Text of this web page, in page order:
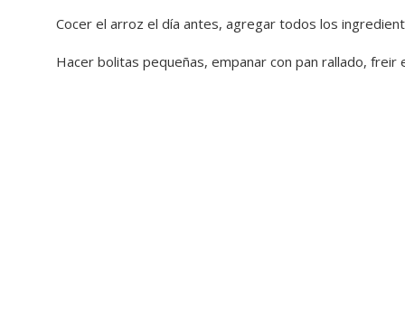
Cocer el arroz el día antes, agregar todos los
Hacer bolitas pequeñas, empanar con pan rallado, freir